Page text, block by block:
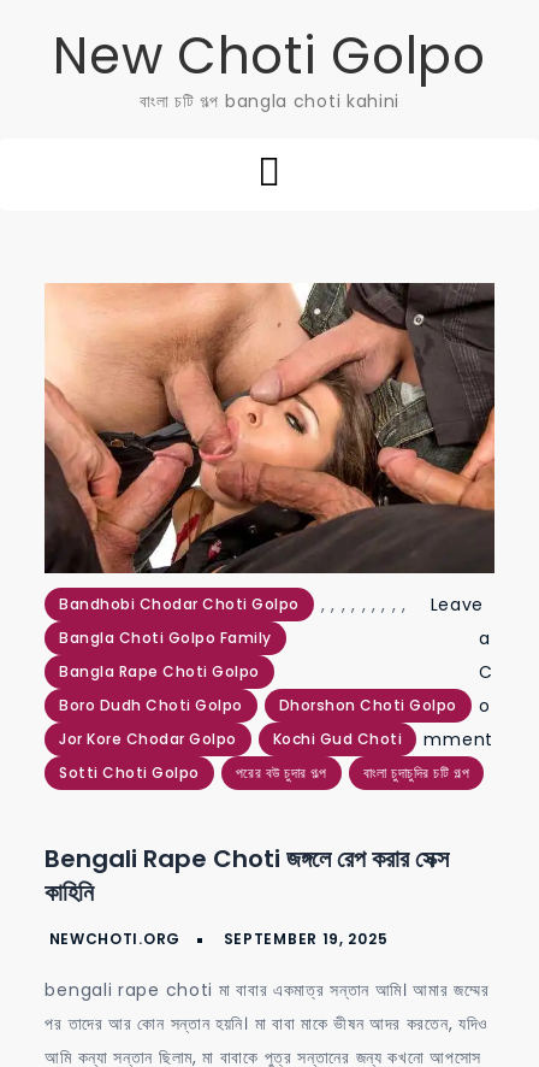
New Choti Golpo
বাংলা চটি গল্প bangla choti kahini
Bandhobi Chodar Choti Golpo ,
Bangla Choti Golpo Family
,
Bangla Rape Choti Golpo
,
Boro Dudh Choti Golpo
,
Dhorshon Choti Golpo
,
Jor Kore Chodar Golpo
,
Kochi Gud Choti
,
Sotti Choti Golpo
,
পরের বউ চুদার গল্প
,
বাংলা চুদাচুদির চটি গল্প
Leave
a
C
o
mment
rape
choti
জঙ্গলে
Bengali Rape Choti জঙ্গলে রেপ করার সেক্স
কাহিনি
bengali rape choti মা বাবার একমাত্র সন্তান আমি। আমার জম্মের
পর তাদের আর কোন সন্তান হয়নি। মা বাবা মাকে ভীষন আদর করতেন, যদিও
আমি কন্যা সন্তান ছিলাম, মা বাবাকে পুত্র সন্তানের জন্য কখনো আপসোস